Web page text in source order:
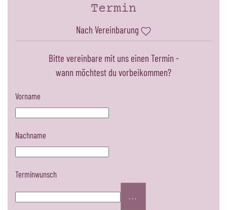
Termin
Nach Vereinbarung
Bitte vereinbare mit uns einen Termin -
wann möchtest du vorbeikommen?
Vorname
Nachname
Terminwunsch
...